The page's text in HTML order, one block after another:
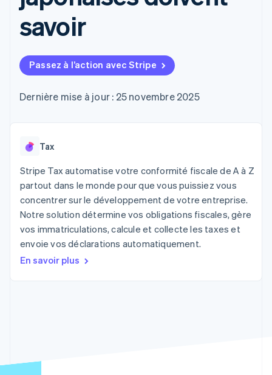
UI flexibles
Moyens de
paiement
Accès à plus
Terminal
Paiements en
Authorization
Boost
optimisée
Paiements
Financial
Connections
financiers
associés
Recognition
personnalisés
Data Pipeline
des données
cryptomonnaie
Plus
Product roadmap
Découvrez les prochaines évolutions
Climate
l’application
Par secteur
Hôtellerie, voyages et
loisirs
Assurance
Médias et
divertissements
Organisations à but
non lucratif
Services aux
entreprises
Commerce en ligne
Gérer des
bancaires adossées à
des stablecoins
services avec des
Intégrations
d'applications
Exemples de code
Blog des développeurs
État de l'API
annuelle
presse
Stripe Press
Contacter notre équipe
Devenir partenaire
savoir
Passez à l’action avec Stripe
Dernière mise à jour : 25 novembre 2025
Tax
Stripe Tax automatise votre conformité fiscale de A à Z
partout dans le monde pour que vous puissiez vous
concentrer sur le développement de votre entreprise.
Notre solution détermine vos obligations fiscales, gère
vos immatriculations, calcule et collecte les taxes et
envoie vos déclarations automatiquement.
En savoir plus